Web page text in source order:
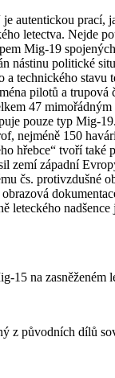
autentickou prací,
letectva. Nejde
Mig-19
nástinu politické
technického stavu
pilotů a
47 mimořádným
pouze typ Mig-
nejméně 150
hřebce“ tvoří
zemí západní
čs. protivzdušné
leteckého
15 na zasněženém
z původních dílů